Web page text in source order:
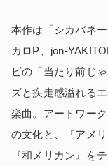
本作は「シカバネ
カロP、jon-
ビの「当たり前じ
ズと疾走感溢れる
楽曲。アートワー
の⽂化と、『アメ
『和メリカン』を